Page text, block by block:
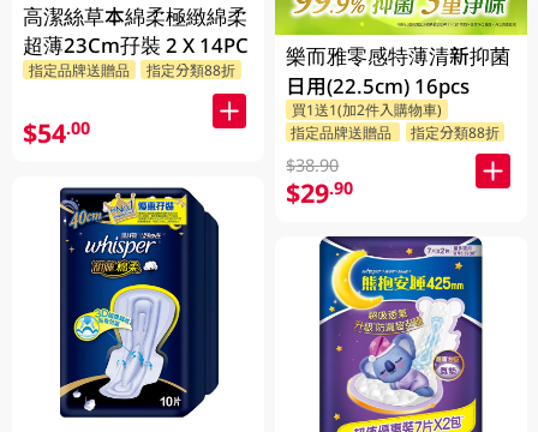
高潔絲草本綿柔極緻綿柔
超薄23Cm孖裝 2 X 14PC
指定品牌送贈品 指定分類88折
$54.00
樂而雅零感特薄清新抑菌
日用(22.5cm) 16pcs
買1送1(加2件入購物車)
指定品牌送贈品
指定分類88折
$38.90
$29.90